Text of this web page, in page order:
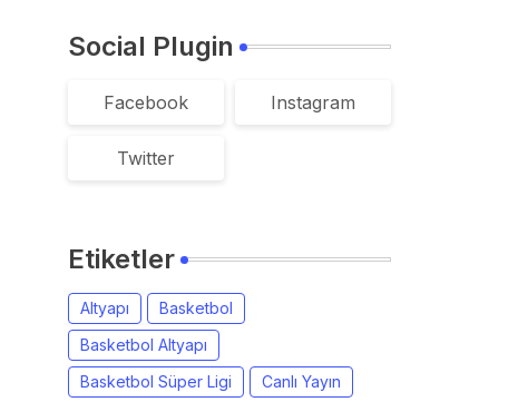
Social Plugin
Facebook Instagram
Twitter
Etiketler
Altyapı
Basketbol
Basketbol Altyapı
Basketbol Süper Ligi
Canlı Yayın